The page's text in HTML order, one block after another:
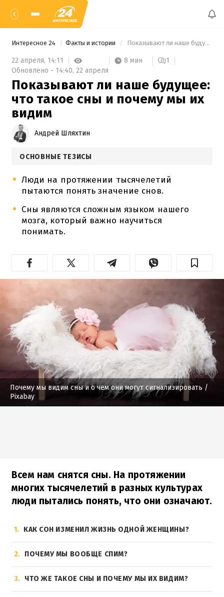
Интересное 24 Факты и истории Показывают ли наше будущее: что такое сны и почему мы их видим
22 апреля, 14:11 8 мин
1
Обновлено - 14:40, 22 апреля
Показывают ли наше будущее:
что такое сны и почему мы их
видим
Андрей Шляхтин
ОСНОВНЫЕ ТЕЗИСЫ
Люди на протяжении тысячелетий
пытаются понять значение снов.
Сны являются сложным языком нашего
мозга, который важно научиться
понимать.
Почему мы видим сны и о чем они могут сигнализировать /
Pixabay
Всем нам снятся сны. На протяжении
многих тысячелетий в разных культурах
люди пытались понять, что они означают.
1 КАК СОН ИЗМЕНИЛ ЖИЗНЬ ОДНОЙ ЖЕНЩИНЫ?
2 ПОЧЕМУ МЫ ВООБЩЕ СПИМ?
3 ЧТО ЖЕ ТАКОЕ СНЫ И ПОЧЕМУ МЫ ИХ ВИДИМ?